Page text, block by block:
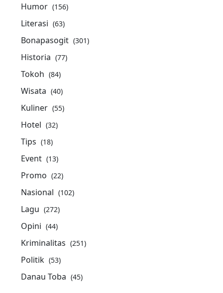
Humor (156)
Literasi (63)
Bonapasogit (301)
Historia (77)
Tokoh (84)
Wisata (40)
Kuliner (55)
Hotel (32)
Tips (18)
Event (13)
Promo (22)
Nasional (102)
Lagu (272)
Opini (44)
Kriminalitas (251)
Politik (53)
Danau Toba (45)